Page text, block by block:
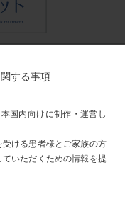
する事項
国内向けに制作・運営し
ける患者様とご家族の方
いただくための情報を提